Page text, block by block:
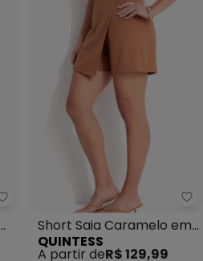
Quintess - Bermuda Listrado
Short Saia Caramelo em
Malha Tweed
QUINTESS
A partir deR$ 129,99